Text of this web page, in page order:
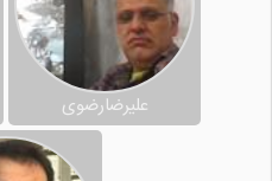
علیرضارضوی